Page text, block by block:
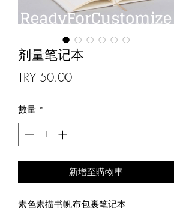
剂量笔记本
TRY 50.00價
數量 *
新增至購物車
素色素描书帆布包裹笔记本